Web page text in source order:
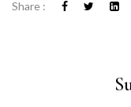
Share :